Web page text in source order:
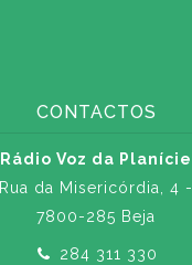
CONTACTOS
Rádio Voz da Planície
Rua da Misericórdia, 4 -
7800-285 Beja
284 311 330